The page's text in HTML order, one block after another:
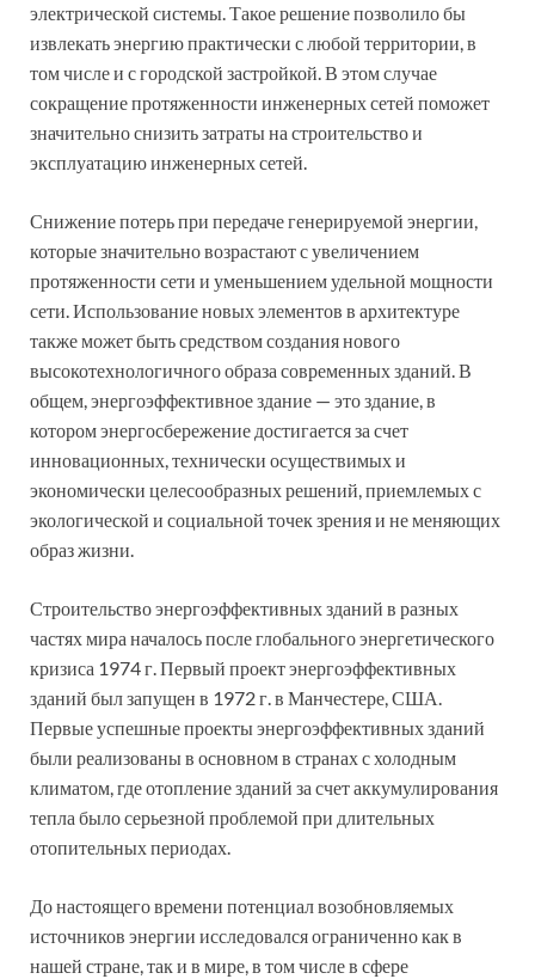
электрической системы. Такое решение позволило бы
извлекать энергию практически с любой территории, в
том числе и с городской застройкой. В этом случае
сокращение протяженности инженерных сетей поможет
значительно снизить затраты на строительство и
эксплуатацию инженерных сетей.
Снижение потерь при передаче генерируемой энергии,
которые значительно возрастают с увеличением
протяженности сети и уменьшением удельной мощности
сети. Использование новых элементов в архитектуре
также может быть средством создания нового
высокотехнологичного образа современных зданий. В
общем, энергоэффективное здание — это здание, в
котором энергосбережение достигается за счет
инновационных, технически осуществимых и
экономически целесообразных решений, приемлемых с
экологической и социальной точек зрения и не меняющих
образ жизни.
Строительство энергоэффективных зданий в разных
частях мира началось после глобального энергетического
кризиса 1974 г. Первый проект энергоэффективных
зданий был запущен в 1972 г. в Манчестере, США.
Первые успешные проекты энергоэффективных зданий
были реализованы в основном в странах с холодным
климатом, где отопление зданий за счет аккумулирования
тепла было серьезной проблемой при длительных
отопительных периодах.
До настоящего времени потенциал возобновляемых
источников энергии исследовался ограниченно как в
нашей стране, так и в мире, в том числе в сфере